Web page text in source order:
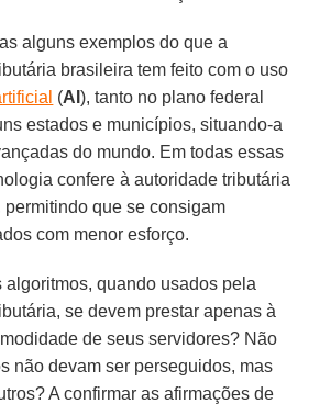
alguns exemplos do que a
brasileira tem feito com o uso
(AI), tanto no plano federal
estados e municípios, situando-a
do mundo. Em todas essas
confere à autoridade tributária
permitindo que se consigam
com menor esforço.
algoritmos, quando usados pela
se devem prestar apenas à
de seus servidores? Não
não devam ser perseguidos, mas
A confirmar as afirmações de